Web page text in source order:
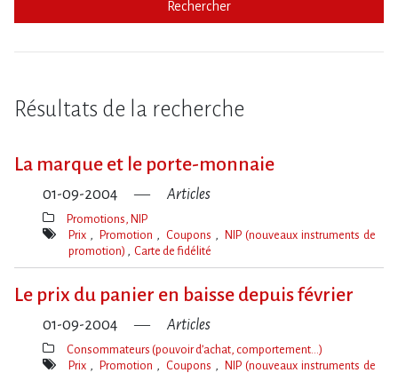
Rechercher
Résultats de la recherche
La marque et le porte-monnaie
01-09-2004 Articles
Thèmes(s)
Promotions, NIP
Mot(s)-
Prix Promotion Coupons
NIP (nouveaux instruments de
promotion)
Carte de fidélité
Le prix du panier en baisse depuis février
01-09-2004 Articles
Thèmes(s)
Consommateurs (pouvoir d’achat, comportement…)
Prix Promotion Coupons
NIP (nouveaux instruments de